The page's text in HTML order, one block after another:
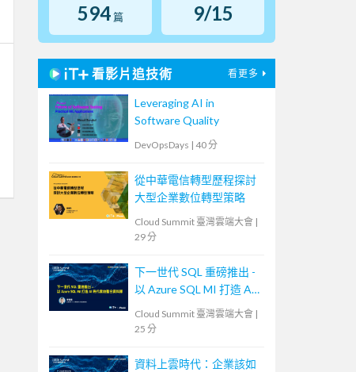
594 篇 9/15
看影片追技術 看更多
Leveraging AI in
Software Quality
DevOpsDays | 40 分
從中華電信轉型歷程探討
大型企業數位轉型策略
Cloud Summit 臺灣雲端大會 |
29 分
下一世代 SQL 重磅推出 -
以 Azure SQL MI 打造 AI
時代雲地整合資料庫
Cloud Summit 臺灣雲端大會 |
25 分
資料上雲時代：企業該如